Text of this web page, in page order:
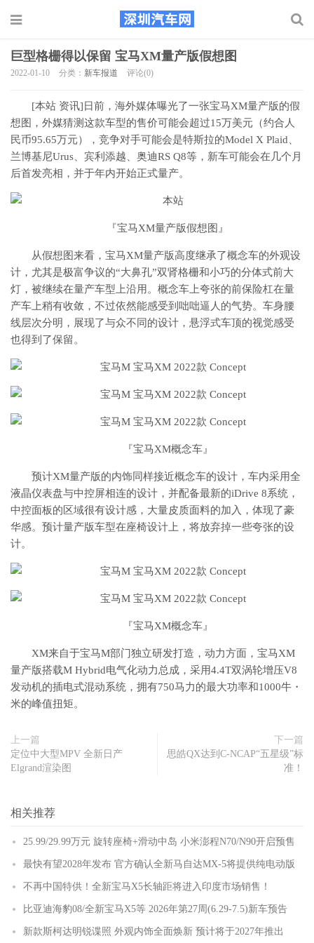
巨型格栅得以保留 宝马XM量产版假想图
2022-01-10 分类： 新车报道 评论(0)
[本站 资讯]日前，海外媒体曝光了一张宝马XM量产版的假
想图，外媒猜测这款车型的售价可能会超过15万美元（约合人
民币95.65万元），竞争对手可能会是特斯拉的Model X Plaid、
兰博基尼Urus、宾利添越、奥迪RS Q8等，新车可能会在几个月
后首发亮相，并于年内开始正式量产。
『宝马XM量产版假想图』
从假想图来看，宝马XM量产版高度继承了概念车的外观设
计，尤其是极富争议的“大鼻孔”双肾格栅和小巧的分体式前大
灯，被继续在量产车型上沿用。概念车上夸张的前保险杠在量
产车上稍有收敛，不过依然能感受到咄咄逼人的气势。车身腰
线层次分明，展现了与众不同的设计，悬浮式车顶的视觉感受
也得到了保留。
『宝马XM概念车』
预计XM量产版的内饰同样接近概念车的设计，车内采用全
液晶仪表盘与中控屏相连的设计，并配备最新的iDrive 8系统，
中控面板的区域很有设计感，大量皮质面料的加入，体现了豪
华感。预计量产版车型在座椅设计上，将放弃掉一些夸张的设
计。
『宝马XM概念车』
XM来自于宝马M部门独立研发打造，动力方面，宝马XM
量产版搭载M Hybrid电气化动力总成，采用4.4T双涡轮增压V8
发动机的插电式混动系统，拥有750马力的最大功率和1000牛・
米的峰值扭矩。
上一篇
定位中大型MPV 全新日产
Elgrand渲染图
下一篇
思皓QX达到C-NCAP“五星级”标
准！
相关推荐
25.99/29.99万元 旋转座椅+滑动中岛 小米澎程N70/N90开启预售
最快有望2028年发布 官方确认全新马自达MX-5将提供纯电动版
不再中国特供！全新宝马X5长轴距将进入印度市场销售！
比亚迪海豹08/全新宝马X5等 2026年第27周(6.29-7.5)新车预告
新款斯柯达明锐谍照 外观内饰全面焕新 预计将于2027年推出